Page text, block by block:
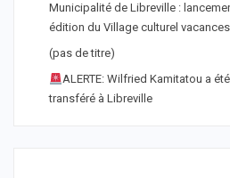
Municipalité de Libreville :
édition du Village culturel vacances
(pas de titre)
ALERTE: Wilfried Kamitatou a
transféré à Libreville